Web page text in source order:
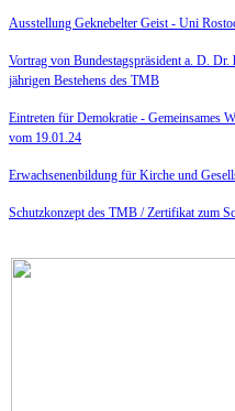
Ausstellung Geknebelter Geist - Uni
Vortrag von Bundestagspräsident a. D.
jährigen Bestehens des TMB
Eintreten für Demokratie - Gemeinsames
vom 19.01.24
Erwachsenenbildung für Kirche und
Schutzkonzept des TMB / Zertifikat zum